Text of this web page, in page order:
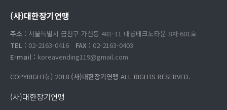
(사)대한장기연맹
주소 : 서울특별시 금천구 가산동 481-11 대륭테크노타운 8차 601호
TEL : 02-2163-0416 FAX : 02-2163-0403
E-mail : koreavending119@gmail.com
COPYRIGHT(c) 2018 (사)대한장기연맹 ALL RIGHTS RESERVED.
(사)대한장기연맹